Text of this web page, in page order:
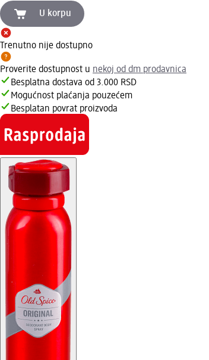
U korpu
Trenutno nije dostupno
Proverite dostupnost u nekoj od dm prodavnica
Besplatna dostava od 3.000 RSD
Mogućnost plaćanja pouzećem
Besplatan povrat proizvoda